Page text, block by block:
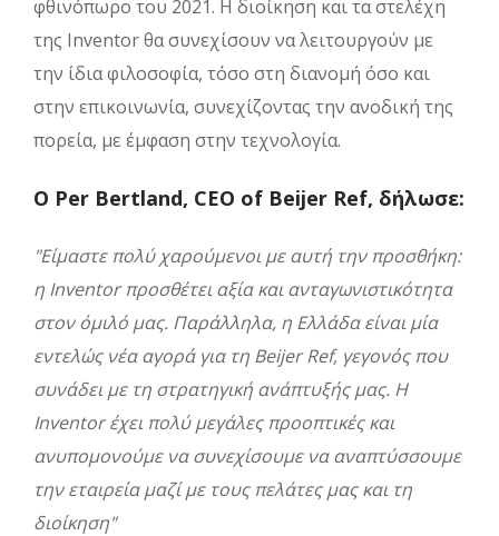
φθινόπωρο του 2021. Η διοίκηση και τα στελέχη
της Inventor θα συνεχίσουν να λειτουργούν με
την ίδια φιλοσοφία, τόσο στη διανομή όσο και
στην επικοινωνία, συνεχίζοντας την ανοδική της
πορεία, με έμφαση στην τεχνολογία.
Ο Per Bertland, CEO of Beijer Ref, δήλωσε:
"Είμαστε πολύ χαρούμενοι με αυτή την προσθήκη:
η Inventor προσθέτει αξία και ανταγωνιστικότητα
στον όμιλό μας. Παράλληλα, η Ελλάδα είναι μία
εντελώς νέα αγορά για τη Beijer Ref, γεγονός που
συνάδει με τη στρατηγική ανάπτυξής μας. Η
Inventor έχει πολύ μεγάλες προοπτικές και
ανυπομονούμε να συνεχίσουμε να αναπτύσσουμε
την εταιρεία μαζί με τους πελάτες μας και τη
διοίκηση"